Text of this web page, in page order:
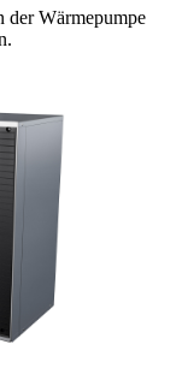
der Wärmepumpe